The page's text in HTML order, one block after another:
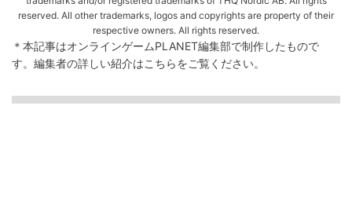
reserved. All other trademarks, logos and copyrights are property of their
respective owners. All rights reserved.
＊本記事はオンラインゲームPLANET編集部で制作したもので
す。 編集者の詳しい紹介はこちらをご覧ください。